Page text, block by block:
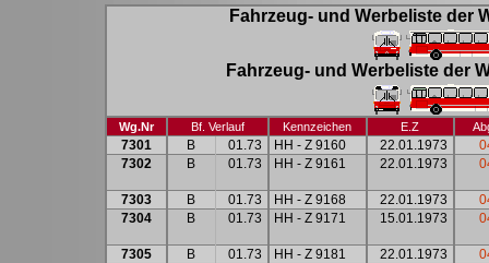
Fahrzeug- und Werbeliste der
Fahrzeug- und Werbeliste der
Wg.Nr Bf. Verlauf Kennzeichen E.Z
7301 B 01.73 HH - Z 9160 22.01.1973
7302
B 01.73 HH - Z 9161 22.01.1973
7303 B 01.73 HH - Z 9168 22.01.1973
7304
B 01.73 HH - Z 9171 15.01.1973
7305 B 01.73 HH - Z 9181 22.01.1973